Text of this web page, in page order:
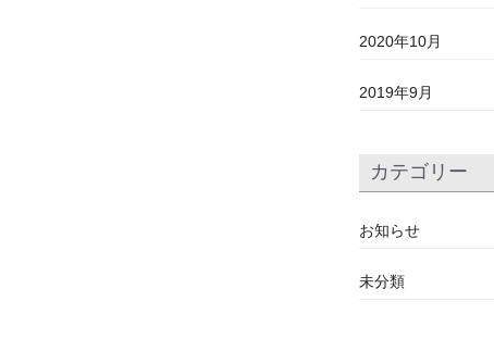
2020年10月
2019年9月
カテゴリー
お知らせ
未分類